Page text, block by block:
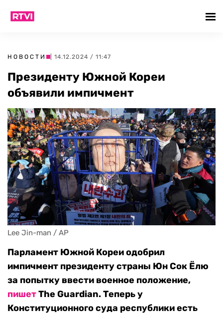
НОВОСТИ | 14.12.2024 / 11:47
Президенту Южной Кореи
объявили импичмент
Lee Jin-man / AP
Парламент Южной Кореи одобрил
импичмент президенту страны Юн Сок Ёлю
за попытку ввести военное положение,
пишетThe Guardian. Теперь у
Конституционного суда республики есть